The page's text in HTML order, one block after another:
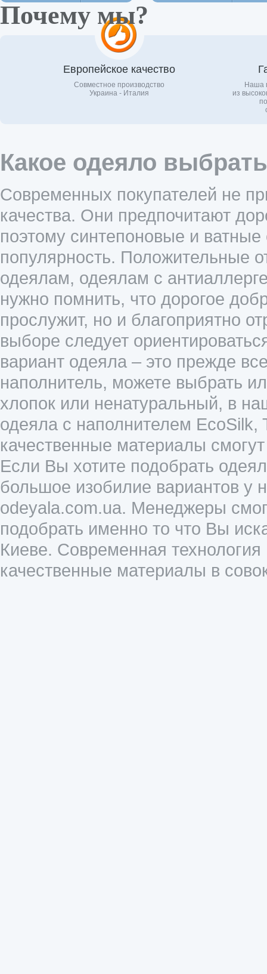
Почему мы?
Европейское качество
Совместное производство
Украина - Италия
Наша
из
Какое одеяло
Современных покупателей не
качества. Они предпочитают
поэтому синтепоновые и
популярность. Положительные
одеялам, одеялам с
нужно помнить, что дорогое
прослужит, но и благоприятно
выборе следует
вариант одеяла – это прежде
наполнитель, можете выбрать
хлопок или ненатуральный, в
одеяла с наполнителем
качественные материалы
Если Вы хотите подобрать
большое изобилие вариантов у
odeyala.com.ua. Менеджеры
подобрать именно то что Вы
Киеве. Современная
качественные материалы в